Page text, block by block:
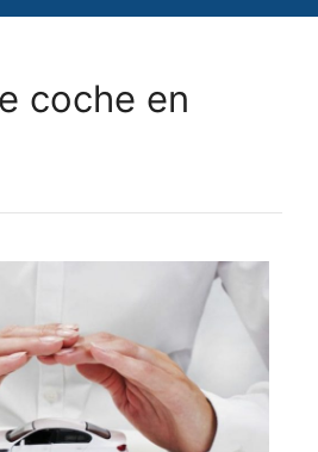
coche en